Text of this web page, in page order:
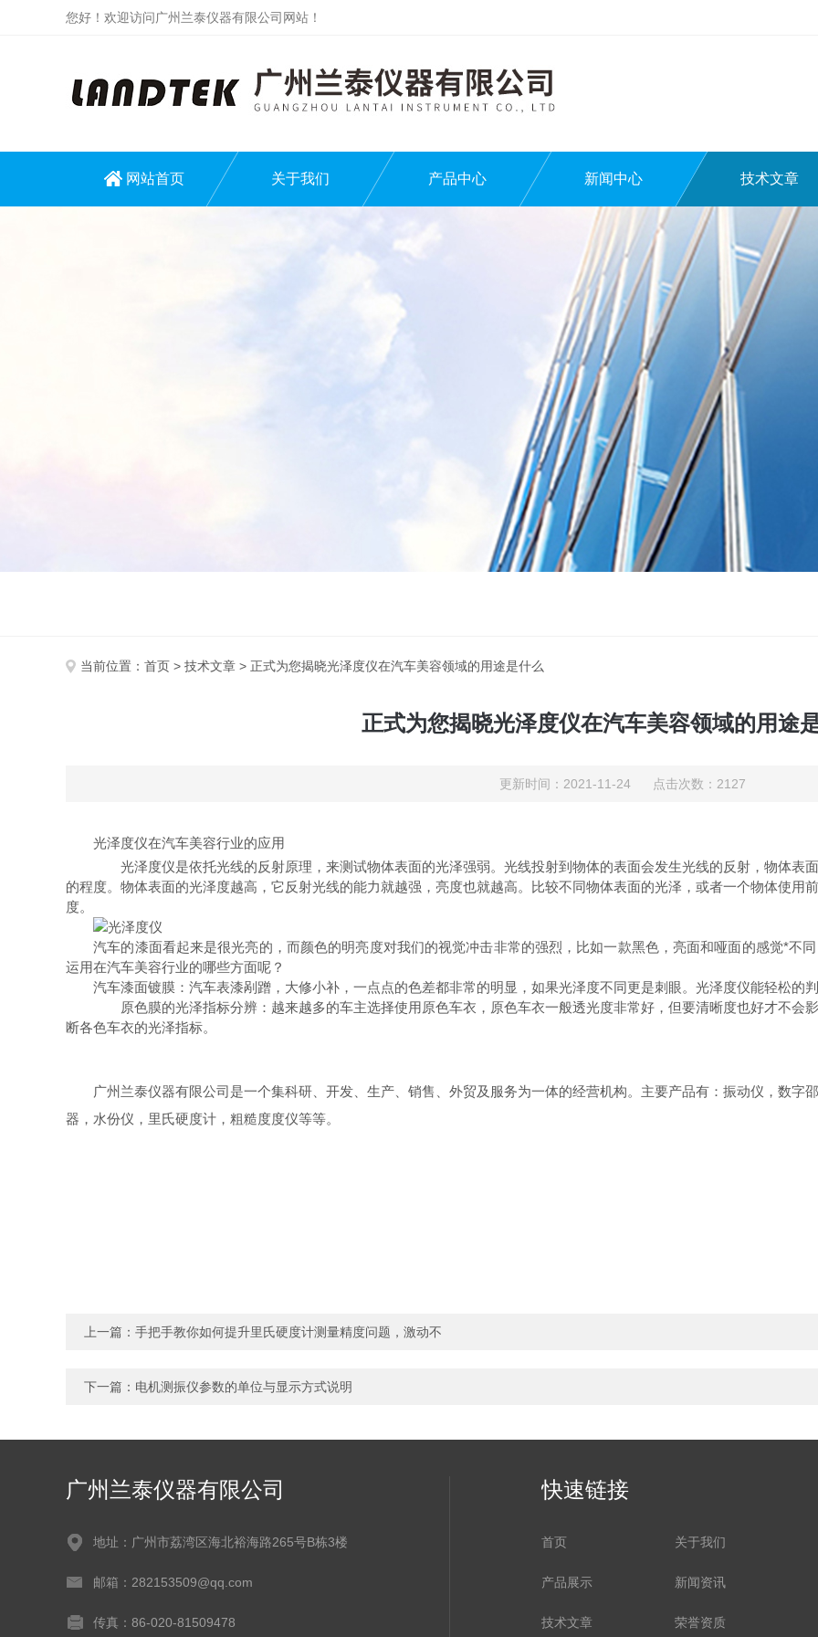
您好！欢迎访问广州兰泰仪器有限公司网站！
网站首页 关于我们 产品中心 新闻中心 技术文章
当前位置： 首页 > 技术文章 > 正式为您揭晓光泽度仪在汽车美容领域的用途是什么
正式为您揭晓光泽度仪在汽车美容领域的用途
更新时间：2021-11-24 点击次数：2127
光泽度仪在汽车美容行业的应用
光泽度仪是依托光线的反射原理，来测试物体表面的光泽强弱。光线投射到物体的表面会发生光线的反射，物体表
的程度。物体表面的光泽度越高，它反射光线的能力就越强，亮度也就越高。比较不同物体表面的光泽，或者一个物体使用
度。
汽车的漆面看起来是很光亮的，而颜色的明亮度对我们的视觉冲击非常的强烈，比如一款黑色，亮面和哑面的感觉*不
运用在汽车美容行业的哪些方面呢？
汽车漆面镀膜：汽车表漆剐蹭，大修小补，一点点的色差都非常的明显，如果光泽度不同更是刺眼。光泽度仪能轻松的
原色膜的光泽指标分辨：越来越多的车主选择使用原色车衣，原色车衣一般透光度非常好，但要清晰度也好才不会
断各色车衣的光泽指标。
广州兰泰仪器有限公司是一个集科研、开发、生产、销售、外贸及服务为一体的经营机构。主要产品有：振动仪，数字
器，水份仪，里氏硬度计，粗糙度度仪等等。
上一篇： 手把手教你如何提升里氏硬度计测量精度问题，激动不
下一篇： 电机测振仪参数的单位与显示方式说明
广州兰泰仪器有限公司
地址：广州市荔湾区海北裕海路265号B栋3楼
邮箱：282153509@qq.com
传真：86-020-81509478
快速链接
首页 关于我们
产品展示 新闻资讯
技术文章 荣誉资质